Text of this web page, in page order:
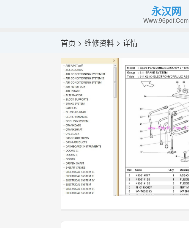
永汉网
Www.96pdf.Com
首页 > 维修资料 > 详情